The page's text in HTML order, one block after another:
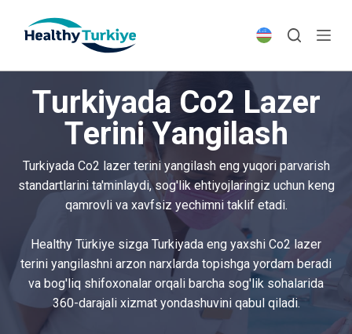
p
t
Turkiyada Co2 Lazer
Terini Yangilash
Turkiyada Co2 lazer terini yangilash eng yuqori parvarish
standartlarini ta'minlaydi, sog'lik ehtiyojlaringiz uchun keng
qamrovli va xavfsiz yechimni taklif etadi.
Healthy Türkiye sizga Turkiyada eng yaxshi Co2 lazer
terini yangilashni arzon narxlarda topishga yordam beradi
va bog'liq shifoxonalar orqali barcha sog'lik sohalarida
360-darajali xizmat yondashuvini qabul qiladi.